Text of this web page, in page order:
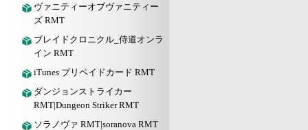
ヴァニティーオブヴァニティー
ズ RMT
ブレイドクロニクル_侍道オンラ
イン RMT
iTunes プリペイドカード RMT
ダンジョンストライカー
RMT|Dungeon Striker RMT
ソラノヴァ RMT|soranova RMT